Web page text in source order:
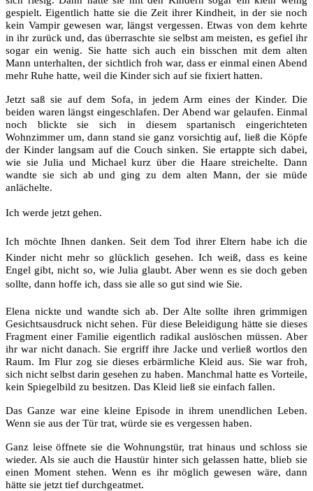
gespielt. Eigentlich hatte sie die Zeit ihrer Kindheit, in der sie noch
kein Vampir gewesen war, längst vergessen. Etwas von dem kehrte
in ihr zurück und, das überraschte sie selbst am meisten, es gefiel ihr
sogar ein wenig. Sie hatte sich auch ein bisschen mit dem alten
Mann unterhalten, der sichtlich froh war, dass er einmal einen Abend
mehr Ruhe hatte, weil die Kinder sich auf sie fixiert hatten.
Jetzt saß sie auf dem Sofa, in jedem Arm eines der Kinder. Die
beiden waren längst eingeschlafen. Der Abend war gelaufen. Einmal
noch blickte sie sich in diesem spartanisch eingerichteten
Wohnzimmer um, dann stand sie ganz vorsichtig auf, ließ die Köpfe
der Kinder langsam auf die Couch sinken. Sie ertappte sich dabei,
wie sie Julia und Michael kurz über die Haare streichelte. Dann
wandte sie sich ab und ging zu dem alten Mann, der sie müde
anlächelte.
Ich werde jetzt gehen.
Ich möchte Ihnen danken. Seit dem Tod ihrer Eltern habe ich die
Kinder nicht mehr so glücklich gesehen. Ich weiß, dass es keine
Engel gibt, nicht so, wie Julia glaubt. Aber wenn es sie doch geben
sollte, dann hoffe ich, dass sie alle so gut sind wie Sie.
Elena nickte und wandte sich ab. Der Alte sollte ihren grimmigen
Gesichtsausdruck nicht sehen. Für diese Beleidigung hätte sie dieses
Fragment einer Familie eigentlich radikal auslöschen müssen. Aber
ihr war nicht danach. Sie ergriff ihre Jacke und verließ wortlos den
Raum. Im Flur zog sie dieses erbärmliche Kleid aus. Sie war froh,
sich nicht selbst darin gesehen zu haben. Manchmal hatte es Vorteile,
kein Spiegelbild zu besitzen. Das Kleid ließ sie einfach fallen.
Das Ganze war eine kleine Episode in ihrem unendlichen Leben.
Wenn sie aus der Tür trat, würde sie es vergessen haben.
Ganz leise öffnete sie die Wohnungstür, trat hinaus und schloss sie
wieder. Als sie auch die Haustür hinter sich gelassen hatte, blieb sie
einen Moment stehen. Wenn es ihr möglich gewesen wäre, dann
hätte sie jetzt tief durchgeatmet.